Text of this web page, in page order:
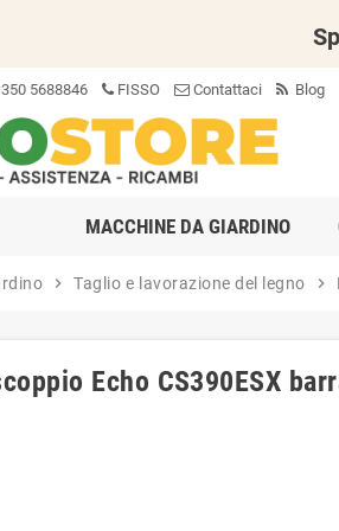
350 5688846 FISSO Contattaci Blog
MACCHINE DA GIARDINO
chevron_right Taglio e lavorazione del legno chevron_right
Echo CS390ESX